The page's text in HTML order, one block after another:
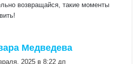
возвращайся, такие моменты
Медведева
2025 в 8:22 дп